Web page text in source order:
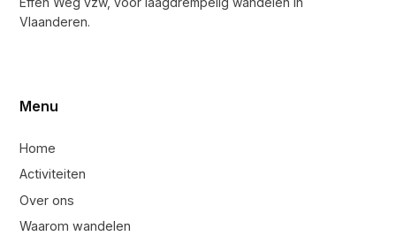
Vlaanderen.
Menu
Home
Activiteiten
Over ons
Waarom wandelen